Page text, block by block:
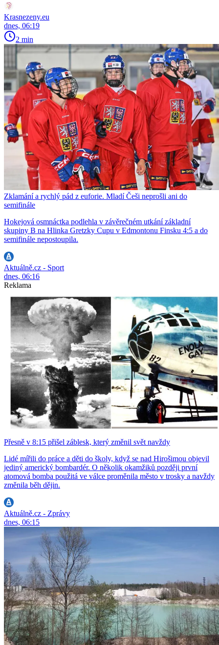
Krasnezeny.eu
dnes, 06:19
2 min
Zklamání a rychlý pád z euforie. Mladí Češi neprošli ani do
semifinále
Hokejová osmnáctka podlehla v závěrečném utkání základní
skupiny B na Hlinka Gretzky Cupu v Edmontonu Finsku 4:5 a do
semifinále nepostoupila.
Aktuálně.cz - Sport
dnes, 06:16
Reklama
Přesně v 8:15 přišel záblesk, který změnil svět navždy
Lidé mířili do práce a děti do školy, když se nad Hirošimou objevil
jediný americký bombardér. O několik okamžiků později první
atomová bomba použitá ve válce proměnila město v trosky a navždy
změnila běh dějin.
Aktuálně.cz - Zprávy
dnes, 06:15